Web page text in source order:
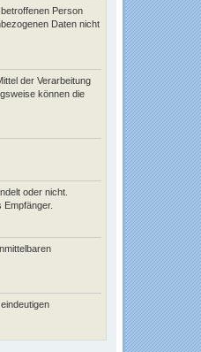
Person
Daten nicht
der Verarbeitung
können die
oder nicht.